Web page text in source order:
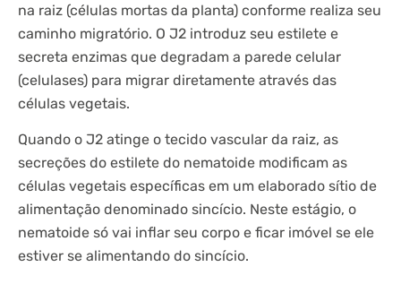
na raiz (células mortas da planta) conforme realiza seu
caminho migratório. O J2 introduz seu estilete e
secreta enzimas que degradam a parede celular
(celulases) para migrar diretamente através das
células vegetais.
Quando o J2 atinge o tecido vascular da raiz, as
secreções do estilete do nematoide modificam as
células vegetais específicas em um elaborado sítio de
alimentação denominado sincício. Neste estágio, o
nematoide só vai inflar seu corpo e ficar imóvel se ele
estiver se alimentando do sincício.